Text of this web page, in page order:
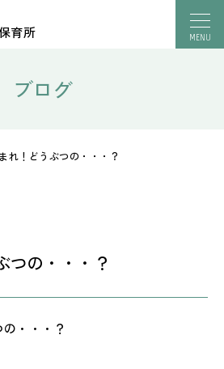
育所
ブログ
れ！どうぶつの・・・？
つの・・・？